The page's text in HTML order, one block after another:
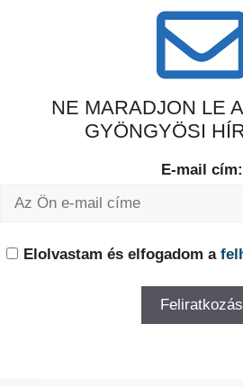
NE MARADJON LE
GYÖNGYÖSI
E-mail cím:
Elolvastam és elfogadom a